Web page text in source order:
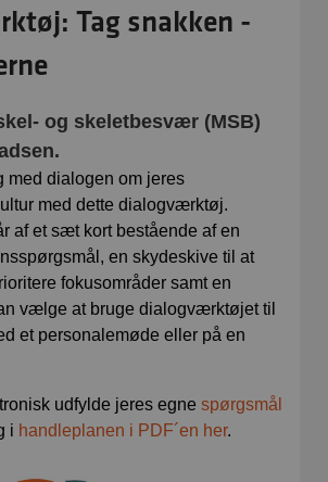
Tag snakken -
og skeletbesvær (MSB)
med dialogen om jeres
med dette dialogværktøj.
af et sæt kort bestående af en
en skydeskive til at
fokusområder samt en
vælge at bruge dialogværktøjet til
et personalemøde eller på en
udfylde jeres egne spørgsmål
i handleplanen i PDF´en her.